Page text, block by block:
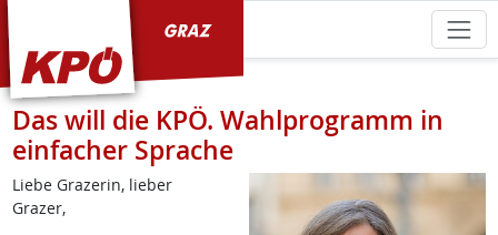
Das will die KPÖ. Wahlprogramm in
einfacher Sprache
Liebe Grazerin, lieber
Grazer,